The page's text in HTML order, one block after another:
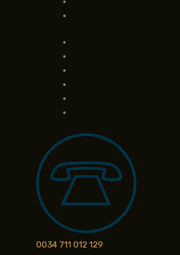
0034 711 012 129